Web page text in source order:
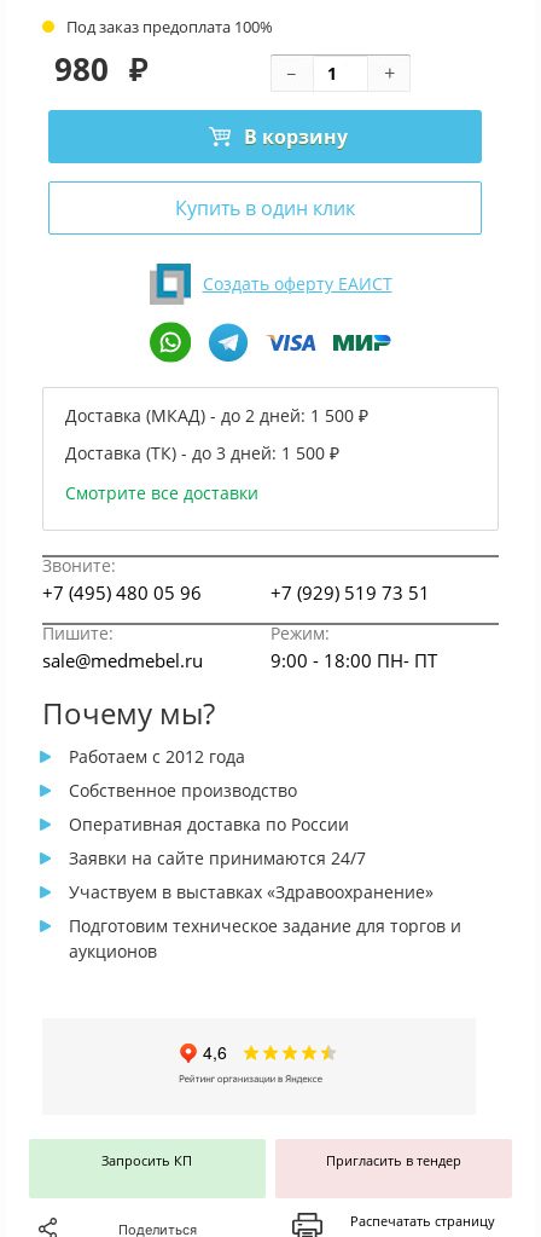
Под заказ предоплата 100%
980 ₽
В корзину
Купить в один клик
Создать оферту ЕАИСТ
Доставка (МКАД) - до 2 дней: 1 500 ₽
Доставка (ТК) - до 3 дней: 1 500 ₽
Смотрите все доставки
Звоните:
+7 (495) 480 05 96 +7 (929) 519 73 51
Пишите: Режим:
sale@medmebel.ru 9:00 - 18:00 ПН- ПТ
Почему мы?
Работаем с 2012 года
Собственное производство
Оперативная доставка по России
Заявки на сайте принимаются 24/7
Участвуем в выставках «Здравоохранение»
Подготовим техническое задание для торгов и
аукционов
Запросить КП Пригласить в тендер
Поделиться Распечатать страницу